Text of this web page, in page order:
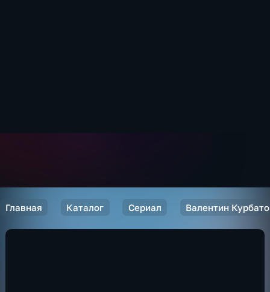
Главная Каталог Сериал Валентин